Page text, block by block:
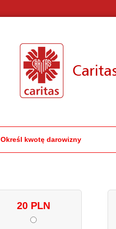
Określ kwotę darowizny
20 PLN